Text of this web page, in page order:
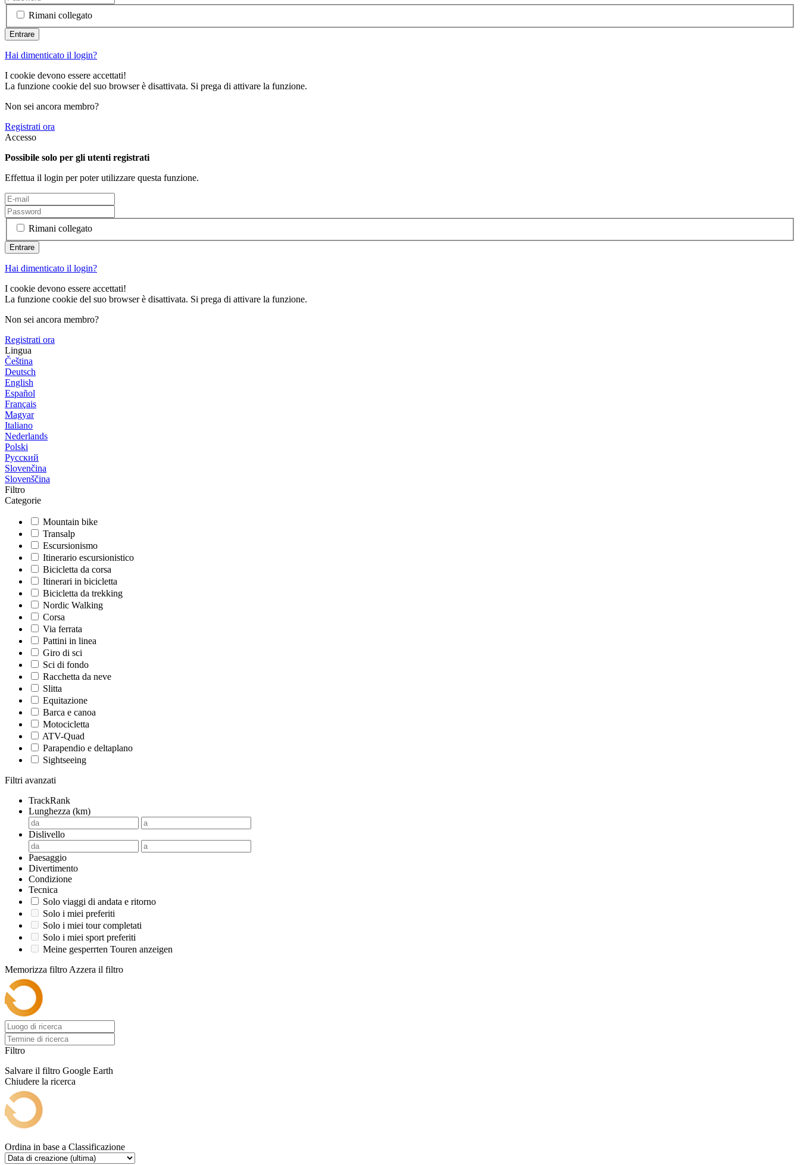
Rimani collegato
Hai dimenticato il login?
I cookie devono essere accettati!
La funzione cookie del suo browser è disattivata. Si prega di attivare la funzione.
Non sei ancora membro?
Registrati ora
Accesso
Possibile solo per gli utenti registrati
Effettua il login per poter utilizzare questa funzione.
Rimani collegato
Hai dimenticato il login?
I cookie devono essere accettati!
La funzione cookie del suo browser è disattivata. Si prega di attivare la funzione.
Non sei ancora membro?
Registrati ora
Lingua
Čeština
Deutsch
English
Español
Français
Magyar
Italiano
Nederlands
Polski
Русский
Slovenčina
Slovenščina
Filtro
Categorie
Mountain bike
Transalp
Escursionismo
Itinerario escursionistico
Bicicletta da corsa
Itinerari in bicicletta
Bicicletta da trekking
Nordic Walking
Corsa
Via ferrata
Pattini in linea
Giro di sci
Sci di fondo
Racchetta da neve
Slitta
Equitazione
Barca e canoa
Motocicletta
ATV-Quad
Parapendio e deltaplano
Sightseeing
Filtri avanzati
TrackRank
Lunghezza (km)
Dislivello
Paesaggio
Divertimento
Condizione
Tecnica
Solo viaggi di andata e ritorno
Solo i miei preferiti
Solo i miei tour completati
Solo i miei sport preferiti
Meine gesperrten Touren anzeigen
Memorizza filtro Azzera il filtro
Filtro
Salvare il filtro Google Earth
Chiudere la ricerca
Ordina in base a Classificazione